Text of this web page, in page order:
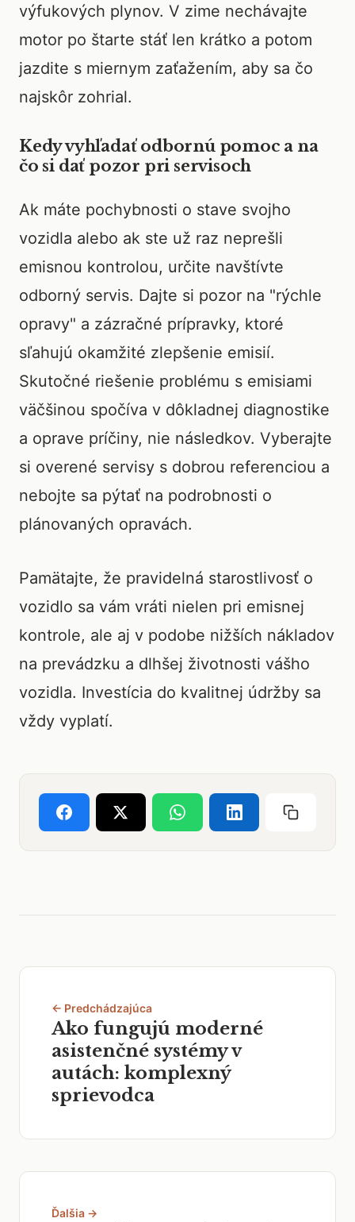
výfukových plynov. V zime nechávajte
motor po štarte stáť len krátko a potom
jazdite s miernym zaťažením, aby sa čo
najskôr zohrial.
Kedy vyhľadať odbornú pomoc a na
čo si dať pozor pri servisoch
Ak máte pochybnosti o stave svojho
vozidla alebo ak ste už raz neprešli
emisnou kontrolou, určite navštívte
odborný servis. Dajte si pozor na "rýchle
opravy" a zázračné prípravky, ktoré
sľahujú okamžité zlepšenie emisií.
Skutočné riešenie problému s emisiami
väčšinou spočíva v dôkladnej diagnostike
a oprave príčiny, nie následkov. Vyberajte
si overené servisy s dobrou referenciou a
nebojte sa pýtať na podrobnosti o
plánovaných opravách.
Pamätajte, že pravidelná starostlivosť o
vozidlo sa vám vráti nielen pri emisnej
kontrole, ale aj v podobe nižších nákladov
na prevádzku a dlhšej životnosti vášho
vozidla. Investícia do kvalitnej údržby sa
vždy vyplatí.
← Predchádzajúca
Ako fungujú moderné
asistenčné systémy v
autách: komplexný
sprievodca
Ďalšia →